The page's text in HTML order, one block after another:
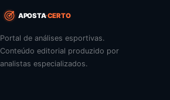
APOSTACERTO
Portal de análises esportivas.
Conteúdo editorial produzido por
analistas especializados.